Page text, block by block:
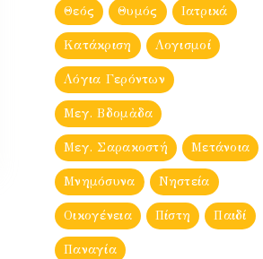
Θεός Θυμός Ιατρικά
Κατάκριση Λογισμοί
Λόγια Γερόντων
Μεγ. Βδομἀδα
Μεγ. Σαρακοστή Μετάνοια
Μνημόσυνα Νηστεία
Οικογένεια Πίστη Παιδί
Παναγία